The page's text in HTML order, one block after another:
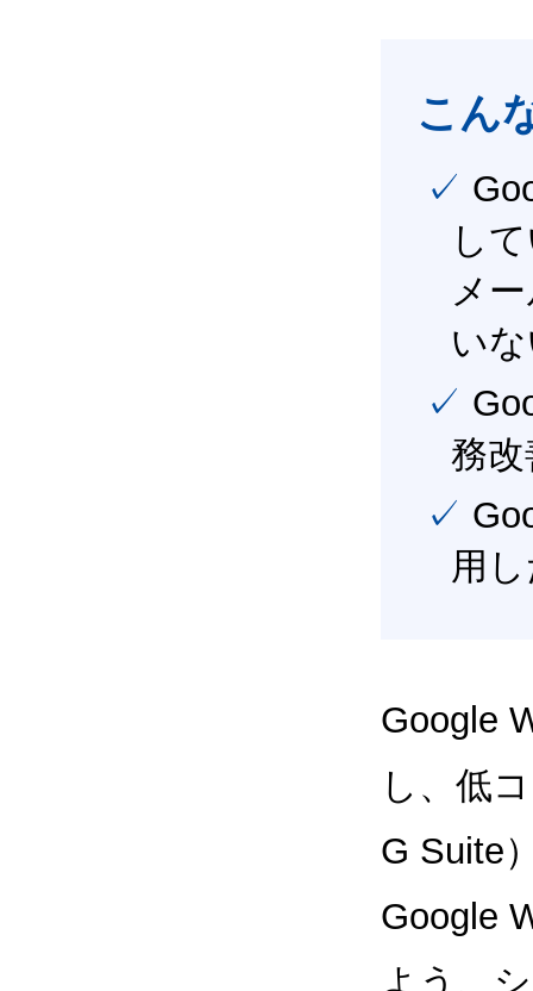
こん
✓ Google Workspace（旧G Suite） を社内で導入
し
メ
い
✓ Google Workspace（旧G Suite） を活用し、業
務
✓ Google Workspace（旧G Suite） を最大限に活
用
Google
し、低
G Suite
Google
よう、